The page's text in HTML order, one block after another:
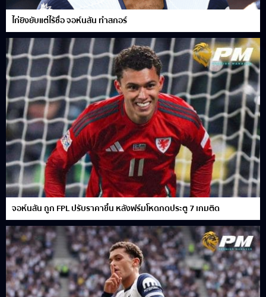
ไก่ยิงยับแต่ไร้ชื่อ จอห์นสัน ทำสกอร์
จอห์นสัน ถูก FPL ปรับราคาขึ้น หลังฟร์มโหดกดประตู 7 เกมติด